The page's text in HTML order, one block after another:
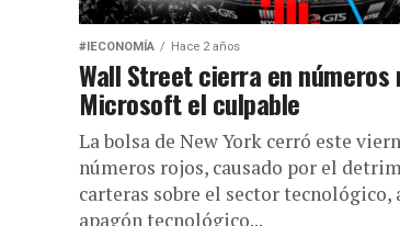
#IECONOMÍA Hace 2 años
Wall Street cierra en números
Microsoft el culpable
La bolsa de New York cerró este
números rojos, causado por el
carteras sobre el sector tecnológico,
apagón tecnológico...